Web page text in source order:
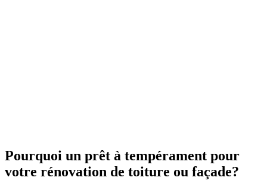
Pourquoi un prêt à tempérament pour
votre rénovation de toiture ou façade?